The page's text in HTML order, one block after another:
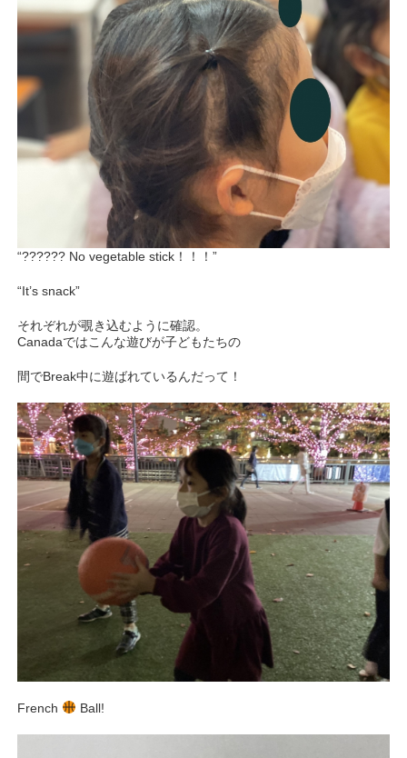
“?????? No vegetable stick！！！”
“It’s snack”
それぞれが覗き込むように確認。
Canadaではこんな遊びが子どもたちの
間でBreak中に遊ばれているんだって！
French Ball!